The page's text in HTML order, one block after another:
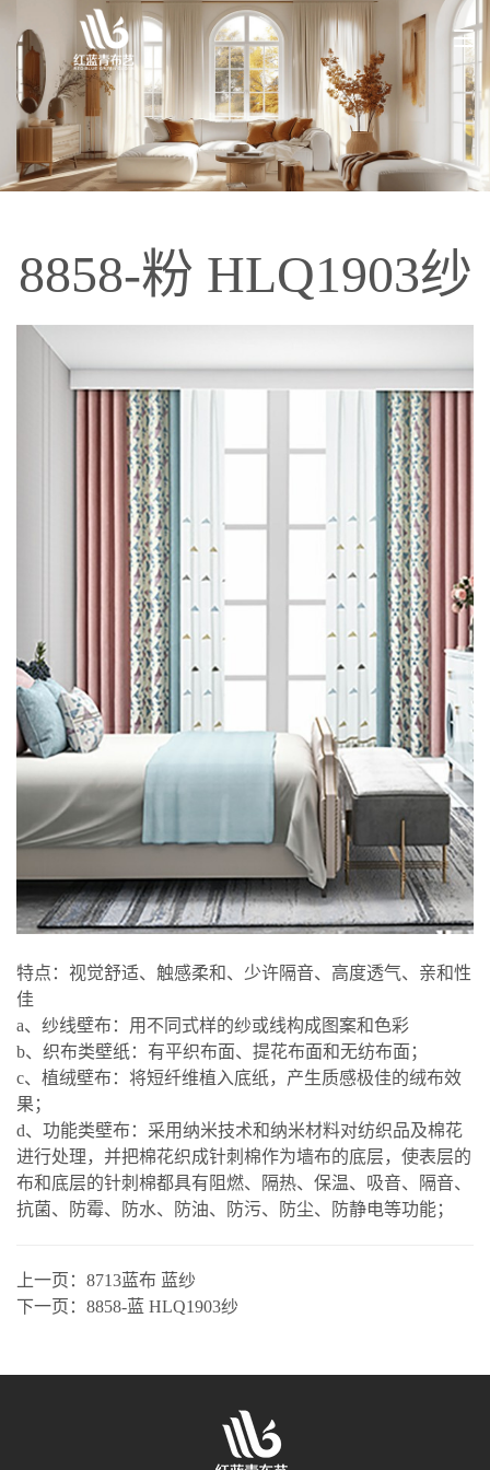
8858-粉 HLQ1903纱
特点：视觉舒适、触感柔和、少许隔音、高度透气、亲和性
佳
a、纱线壁布：用不同式样的纱或线构成图案和色彩
b、织布类壁纸：有平织布面、提花布面和无纺布面；
c、植绒壁布：将短纤维植入底纸，产生质感极佳的绒布效
果；
d、功能类壁布：采用纳米技术和纳米材料对纺织品及棉花
进行处理，并把棉花织成针刺棉作为墙布的底层，使表层的
布和底层的针刺棉都具有阻燃、隔热、保温、吸音、隔音、
抗菌、防霉、防水、防油、防污、防尘、防静电等功能；
上一页： 8713蓝布 蓝纱
下一页： 8858-蓝 HLQ1903纱